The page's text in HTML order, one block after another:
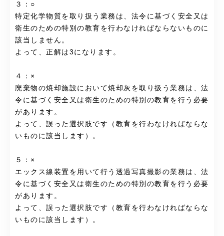
３：○
特定化学物質を取り扱う業務は、法令に基づく安全又は
衛生のための特別の教育を行わなければならないものに
該当しません。
よって、正解は3になります。
４：×
廃棄物の焼却施設において焼却灰を取り扱う業務は、法
令に基づく安全又は衛生のための特別の教育を行う必要
があります。
よって、誤った選択肢です（教育を行わなければならな
いものに該当します）。
５：×
エックス線装置を用いて行う透過写真撮影の業務は、法
令に基づく安全又は衛生のための特別の教育を行う必要
があります。
よって、誤った選択肢です（教育を行わなければならな
いものに該当します）。